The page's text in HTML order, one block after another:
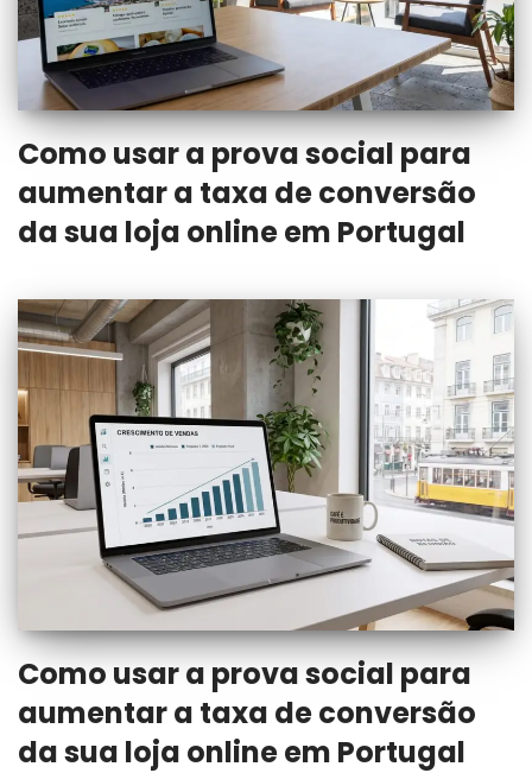
Como usar a prova social para
aumentar a taxa de conversão
da sua loja online em Portugal
Como usar a prova social para
aumentar a taxa de conversão
da sua loja online em Portugal